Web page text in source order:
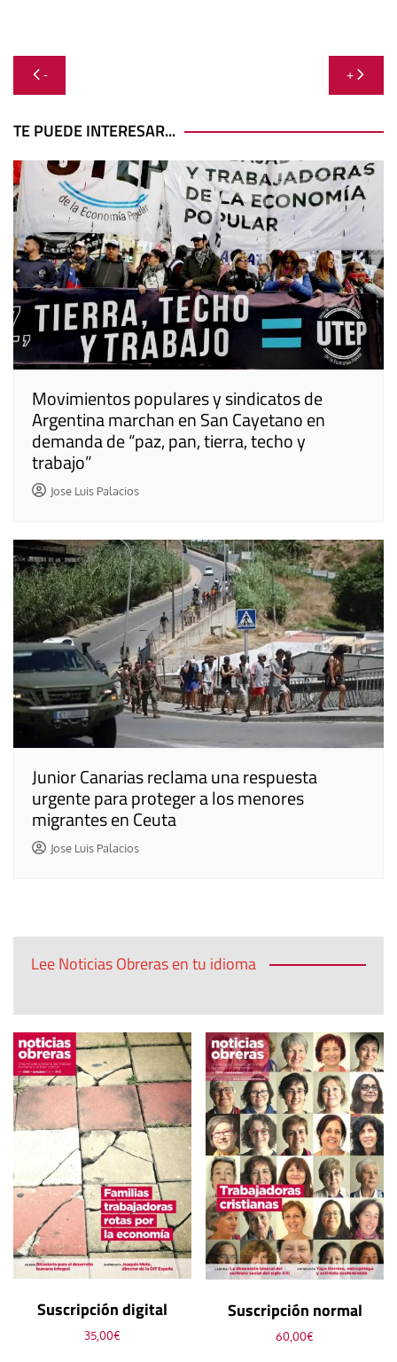
Navegación
de
entradas
- +
TE PUEDE INTERESAR...
Movimientos populares y sindicatos de
Argentina marchan en San Cayetano en
demanda de “paz, pan, tierra, techo y
trabajo”
Jose Luis Palacios
Junior Canarias reclama una respuesta
urgente para proteger a los menores
migrantes en Ceuta
Jose Luis Palacios
Lee Noticias Obreras en tu idioma
Suscripción digital
35,00€
Suscripción normal
60,00€